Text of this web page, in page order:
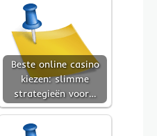
Beste online casino
kiezen: slimme
strategieën voor…